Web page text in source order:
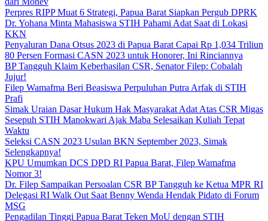
Perpres RIPP Muat 6 Strategi, Papua Barat Siapkan Pergub DPRK
Dr. Yohana Minta Mahasiswa STIH Pahami Adat Saat di Lokasi
KKN
Penyaluran Dana Otsus 2023 di Papua Barat Capai Rp 1,034 Triliun
80 Persen Formasi CASN 2023 untuk Honorer, Ini Rinciannya
BP Tangguh Klaim Keberhasilan CSR, Senator Filep: Cobalah
Jujur!
Filep Wamafma Beri Beasiswa Perpuluhan Putra Arfak di STIH
Prafi
Simak Uraian Dasar Hukum Hak Masyarakat Adat Atas CSR Migas
Sesepuh STIH Manokwari Ajak Maba Selesaikan Kuliah Tepat
Waktu
Seleksi CASN 2023 Usulan BKN September 2023, Simak
Selengkapnya!
KPU Umumkan DCS DPD RI Papua Barat, Filep Wamafma
Nomor 3!
Dr. Filep Sampaikan Persoalan CSR BP Tangguh ke Ketua MPR RI
Delegasi RI Walk Out Saat Benny Wenda Hendak Pidato di Forum
MSG
Pengadilan Tinggi Papua Barat Teken MoU dengan STIH